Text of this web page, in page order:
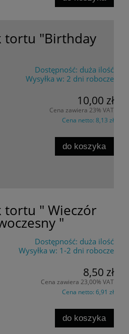
tortu "Birthday
Dostępność: duża ilość
Wysyłka w: 2 dni robocze
10,00 zł
Cena zawiera 23% VAT
Cena netto: 8,13 zł
do koszyka
tortu " Wieczór
"
Dostępność: duża ilość
Wysyłka w: 1-2 dni robocze
8,50 zł
Cena zawiera 23,00% VAT
Cena netto: 6,91 zł
do koszyka